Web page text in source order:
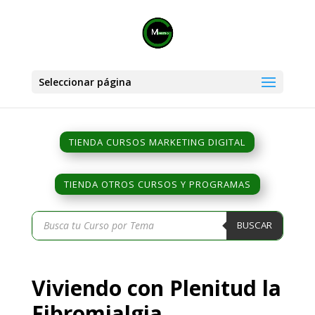
Seleccionar página
TIENDA CURSOS MARKETING DIGITAL
TIENDA OTROS CURSOS Y PROGRAMAS
Búsqueda
de
productos
BUSCAR
Viviendo con Plenitud la